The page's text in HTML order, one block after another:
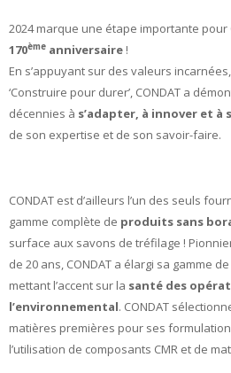
2024 marque une étape importante pour
170ème anniversaire !
En s’appuyant sur des valeurs
‘Construire pour durer’, CONDAT a
décennies à s’adapter, à innover et à
de son expertise et de son savoir-faire.
CONDAT est d’ailleurs l’un des seuls
gamme complète de produits sans
surface aux savons de tréfilage !
de 20 ans, CONDAT a élargi sa gamme
mettant l’accent sur la santé des
l’environnemental. CONDAT
matières premières pour ses
l’utilisation de composants CMR et de